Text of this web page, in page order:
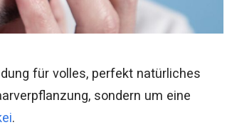
für volles, perfekt natürliches
sondern um eine
.